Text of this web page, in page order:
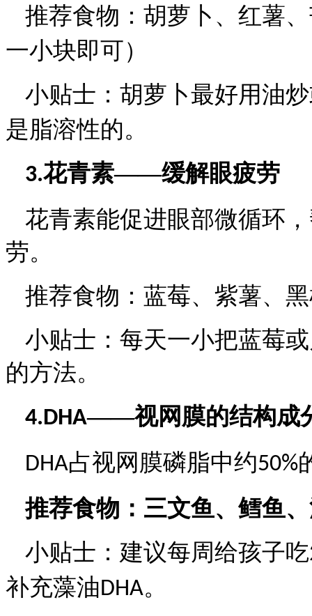
推荐食物： 胡萝卜、红薯
一小块即可）
小贴士： 胡萝卜最好用油
是脂溶性的。
3.花青素——缓解眼疲劳
花青素能促进眼部微循环
劳。
推荐食物： 蓝莓、紫薯、
小贴士： 每天一小把蓝莓
的方法。
4.DHA——视网膜的结构成
DHA占视网膜磷脂中约50%
推荐食物： 三文鱼、鳕鱼
小贴士： 建议每周给孩子吃
补充藻油DHA。